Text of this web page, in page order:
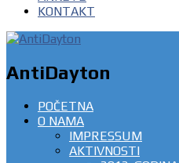
KONTAKT
AntiDayton
POČETNA
O NAMA
IMPRESSUM
AKTIVNOSTI